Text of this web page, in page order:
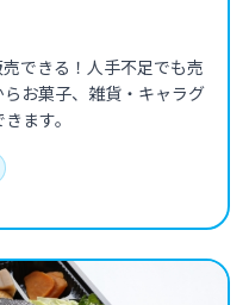
できる！人手不足でも売
お菓子、雑貨・キャラグ
ます。